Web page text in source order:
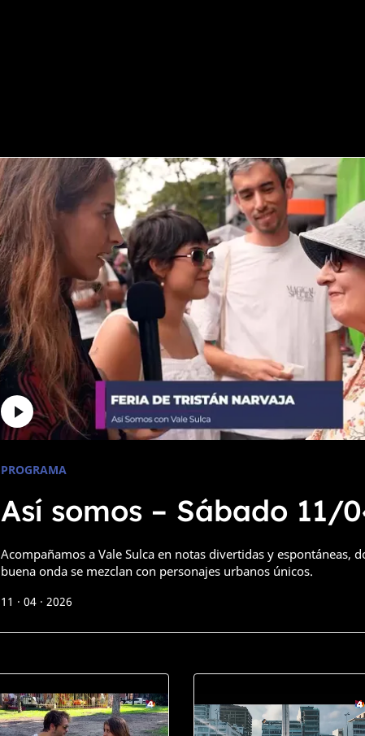
PROGRAMA
Así somos – Sábado 11/
Acompañamos a Vale Sulca en notas divertidas y espontáneas,
buena onda se mezclan con personajes urbanos únicos.
11 · 04 · 2026